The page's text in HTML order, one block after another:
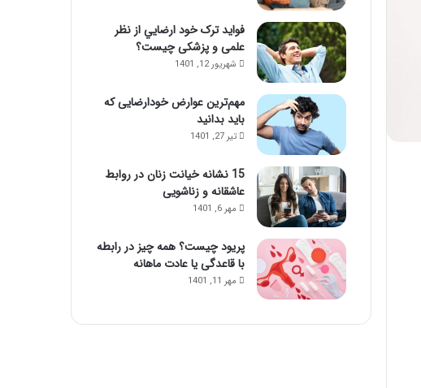
فواید ترک خود ارضايي از نظر
علمی و پزشکی چیست؟
شهریور 12, 1401
مهم‌ترین عوارض خودارضایی که
باید بدانید
تیر 27, 1401
15 نشانه خیانت زنان در روابط
عاشقانه و زناشویی
مهر 6, 1401
پریود چیست؟ همه چیز در رابطه
با قاعدگی یا عادت ماهانه
مهر 11, 1401